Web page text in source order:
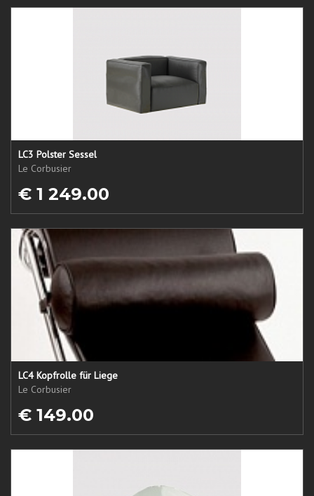
LC3 Polster Sessel
Le Corbusier
€ 1 249.00
LC4 Kopfrolle für Liege
Le Corbusier
€ 149.00